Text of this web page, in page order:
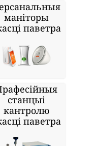
маніторы
паветра
станцыі
кантролю
паветра